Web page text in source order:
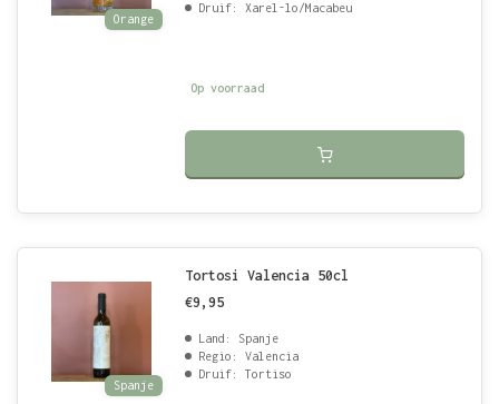
Orange
Druif: Xarel-lo/Macabeu
Op voorraad
Spanje
Tortosi Valencia 50cl
€9,95
Land: Spanje
Regio: Valencia
Druif: Tortiso